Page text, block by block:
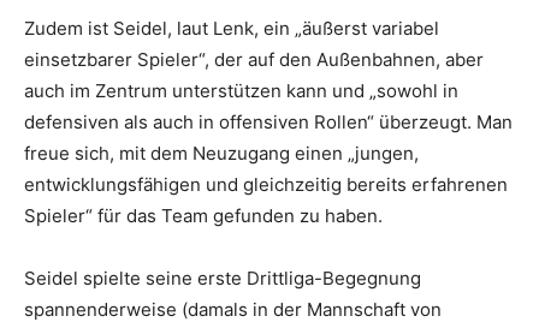
Zudem ist Seidel, laut Lenk, ein „äußerst variabel
einsetzbarer Spieler“, der auf den Außenbahnen, aber
auch im Zentrum unterstützen kann und „sowohl in
defensiven als auch in offensiven Rollen“ überzeugt. Man
freue sich, mit dem Neuzugang einen „jungen,
entwicklungsfähigen und gleichzeitig bereits erfahrenen
Spieler“ für das Team gefunden zu haben.
Seidel spielte seine erste Drittliga-Begegnung
spannenderweise (damals in der Mannschaft von